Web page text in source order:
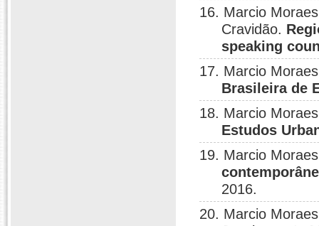
16. Marcio
Cravidão.
speaking
17. Marcio
Brasileira de
18. Marcio
Estudos
19. Marcio
2016.
20. Marcio